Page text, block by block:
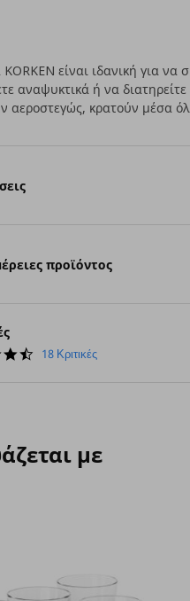
είναι ιδανική για
αναψυκτικά ή να
αεροστεγώς, κρατούν μέσα
προϊόντος
4.7
18 Κριτικές
με